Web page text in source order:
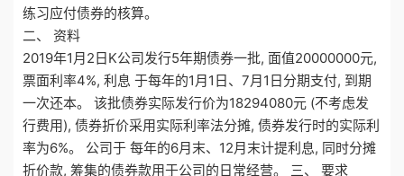
练习应付债券的核算。
二、 资料
2019年1月2日K公司发行5年期债券一批, 面值20000000元,
票面利率4%, 利息 于每年的1月1日、7月1日分期支付, 到期
一次还本。 该批债券实际发行价为18294080元 (不考虑发
行费用), 债券折价采用实际利率法分摊, 债券发行时的实际利
率为6%。 公司于 每年的6月末、12月末计提利息, 同时分摊
折价款, 筹集的债券款用于公司的日常经营。 三、 要求